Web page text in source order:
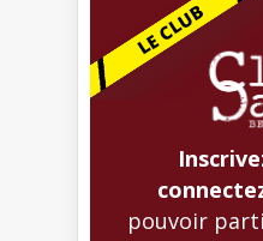
pouvoir